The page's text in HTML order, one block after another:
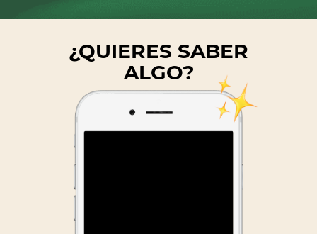
¿QUIERES SABER
ALGO?